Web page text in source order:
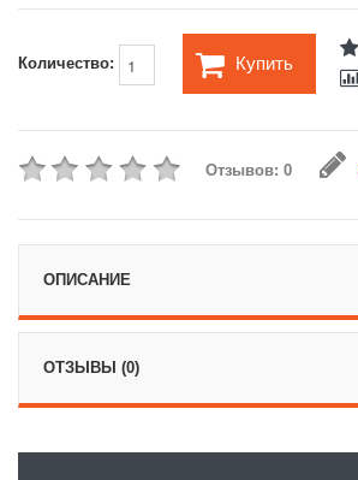
Количество: Купить
Отзывов: 0
ОПИСАНИЕ
ОТЗЫВЫ (0)